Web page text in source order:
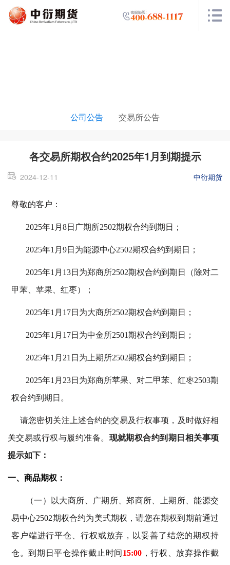
公司公告 交易所公告
各交易所期权合约2025年1月到期提示
2024-12-11 中衍期货
尊敬的客户：
2025年1月8日广期所2502期权合约到期日；
2025年1月9日为能源中心2502期权合约到期日；
2025年1月13日为郑商所2502期权合约到期日（除对二
甲苯、苹果、红枣）；
2025年1月17日为大商所2502期权合约到期日；
2025年1月17日为中金所2501期权合约到期日；
2025年1月21日为上期所2502期权合约到期日；
2025年1月23日为郑商所苹果、对二甲苯、红枣2503期
权合约到期日。
请您密切关注上述合约的交易及行权事项，及时做好相
关交易或行权与履约准备。 现就期权合约到期日相关事项
提示如下：
一、商品期权 ：
（一）以大商所、广期所、郑商所、上期所、能源交
易中心2502期权合约为美式期权，请您在期权到期前通过
客户端进行平仓、行权或放弃，以妥善了结您的期权持
仓。到期日平仓操作截止时间 15:00，行权、放弃操作截